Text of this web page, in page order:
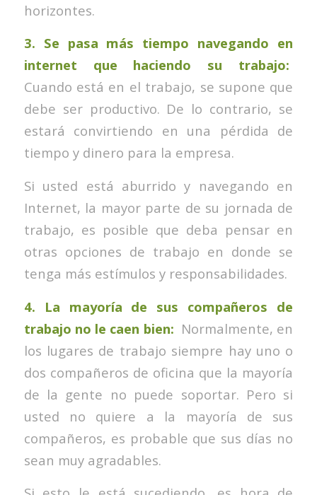
horizontes.
3. Se pasa más tiempo navegando en
internet que haciendo su trabajo:
Cuando está en el trabajo, se supone que
debe ser productivo. De lo contrario, se
estará convirtiendo en una pérdida de
tiempo y dinero para la empresa.
Si usted está aburrido y navegando en
Internet, la mayor parte de su jornada de
trabajo, es posible que deba pensar en
otras opciones de trabajo en donde se
tenga más estímulos y responsabilidades.
4. La mayoría de sus compañeros de
trabajo no le caen bien: Normalmente, en
los lugares de trabajo siempre hay uno o
dos compañeros de oficina que la mayoría
de la gente no puede soportar. Pero si
usted no quiere a la mayoría de sus
compañeros, es probable que sus días no
sean muy agradables.